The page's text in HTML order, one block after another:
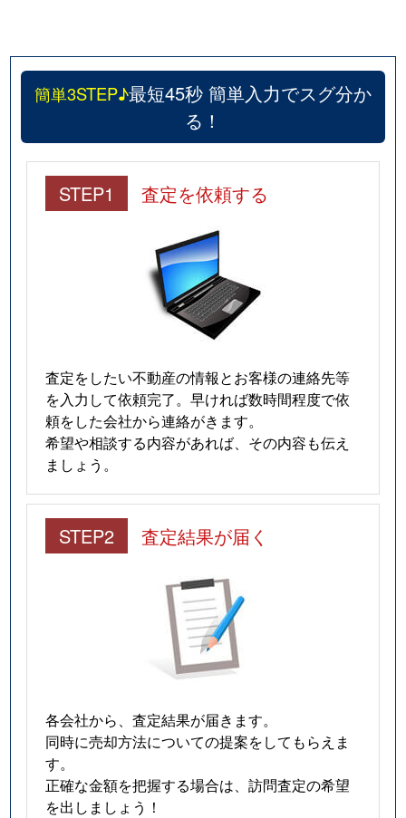
簡単3STEP♪最短45秒 簡単入力でスグ分か
る！
STEP1 査定を依頼する
査定をしたい不動産の情報とお客様の連絡先等
を入力して依頼完了。早ければ数時間程度で依
頼をした会社から連絡がきます。
希望や相談する内容があれば、その内容も伝え
ましょう。
STEP2 査定結果が届く
各会社から、査定結果が届きます。
同時に売却方法についての提案をしてもらえま
す。
正確な金額を把握する場合は、訪問査定の希望
を出しましょう！